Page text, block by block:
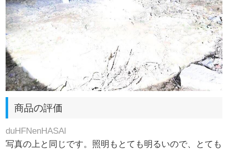
商品の評価
duHFNenHASAl
写真の上と同じです。照明もとても明るいので、とても